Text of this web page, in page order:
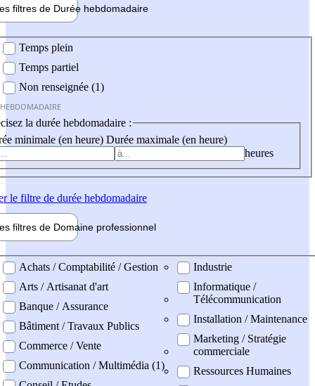
filtres de Durée hebdomadaire
Temps plein
Temps partiel
Non renseignée (1)
la durée hebdomadaire :
minimale (en heure) Durée maximale (en heure)
heures
le filtre de durée hebdomadaire
filtres de Domaine professionnel
professionel
Achats / Comptabilité / Gestion
Arts / Artisanat d'art
Banque / Assurance
Bâtiment / Travaux Publics
Commerce / Vente
Communication / Multimédia (1)
Industrie
Informatique /
Télécommunication
Installation / Maintenance
Marketing / Stratégie
commerciale
Ressources Humaines